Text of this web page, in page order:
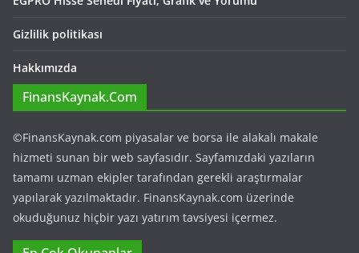
Gizlilik politikası
Hakkımızda
FinansKaynak.Com
©FinansKaynak.com piyasalar ve borsa ile alakalı makale
hizmeti sunan bir web sayfasıdır. Sayfamızdaki yazıların
tamamı uzman ekipler tarafından gerekli araştırmalar
yapılarak yazılmaktadır. FinansKaynak.com üzerinde
okuduğunuz hiçbir yazı yatırım tavsiyesi içermez.